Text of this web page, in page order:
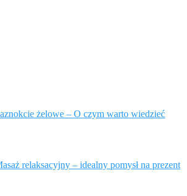
żelowe – O czym warto wiedzieć
relaksacyjny – idealny pomysł na prezent